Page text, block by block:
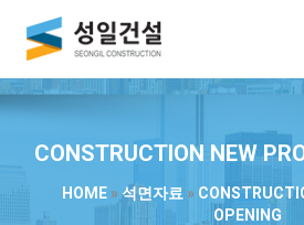
CONSTRUCTION NEW
HOME »석면자료 »
OPENING